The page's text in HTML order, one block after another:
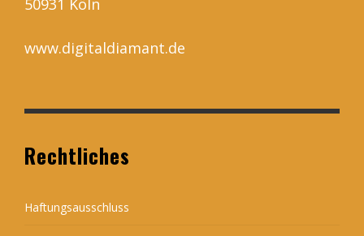
50931 Köln
www.digitaldiamant.de
Rechtliches
Haftungsausschluss